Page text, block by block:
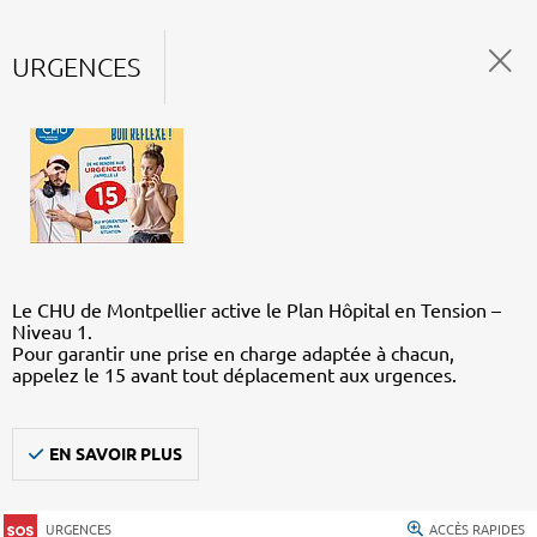
URGENCES
Le CHU de Montpellier active le Plan Hôpital en Tension –
Niveau 1.
Pour garantir une prise en charge adaptée à chacun,
appelez le 15 avant tout déplacement aux urgences.
EN SAVOIR PLUS
URGENCES ACCÈS RAPIDES